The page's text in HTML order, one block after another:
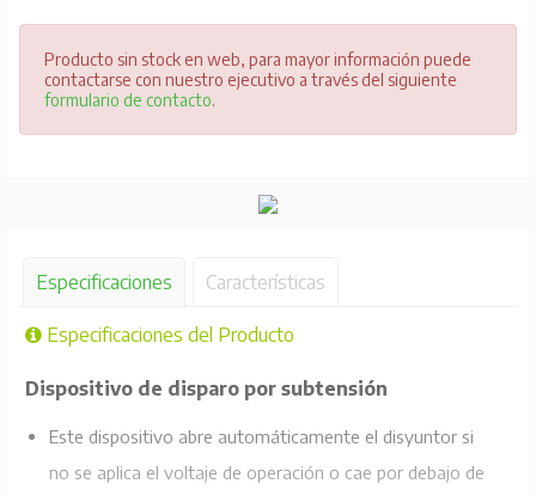
Producto sin stock en web, para mayor información puede
contactarse con nuestro ejecutivo a través del siguiente
formulario de contacto.
Especificaciones Características
Especificaciones del Producto
Dispositivo de disparo por subtensión
Este dispositivo abre automáticamente el disyuntor si
no se aplica el voltaje de operación o cae por debajo de